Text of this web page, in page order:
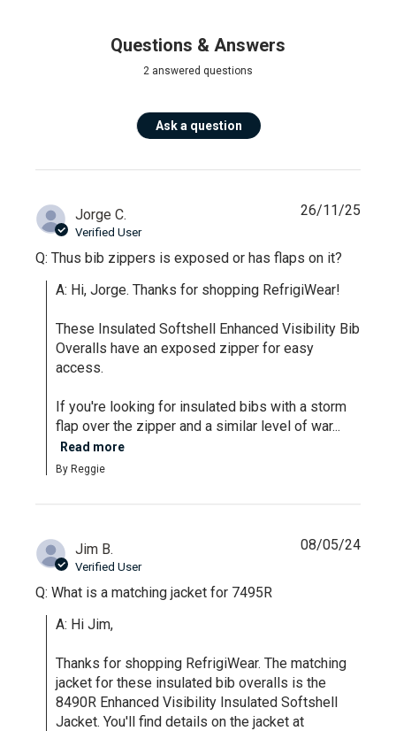
Questions & Answers
2 answered questions
Ask a question
Jorge C.
Verified User
Q: Thus bib zippers is exposed or has flaps on it?
A: Hi, Jorge. Thanks for shopping RefrigiWear!
These Insulated Softshell Enhanced Visibility Bib
Overalls have an exposed zipper for easy
access.
If you're looking for insulated bibs with a storm
flap over the zipper and a similar level of war...
Read more
By Reggie
26/11/25
Jim B.
Verified User
Q: What is a matching jacket for 7495R
A: Hi Jim,
Thanks for shopping RefrigiWear. The matching
jacket for these insulated bib overalls is the
8490R Enhanced Visibility Insulated Softshell
Jacket. You'll find details on the jacket at
08/05/24